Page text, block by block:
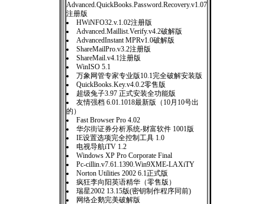
Advanced.QuickBooks.Password.Recovery.v1.07
注册版
HWiNFO32.v.1.02注册版
Advanced.Maillist.Verify.v4.2破解版
AdvancedInstant MPRv1.0破解版
ShareMailPro.v3.2注册版
ShareMail.v4.1注册版
WinISO 5.1
万象网管专家专业版10.1完全破解安装版
QuickBooks.Key.v4.0.2零售版
超级兔子3.97 正式安装全功能版
友情强档 6.01.1018最新版（10月10号出
的）
Fast Browser Pro 4.02
华尔街证券分析系统-财富软件 1001版
IE设置选项完全控制工具 1.0
电视导航iTV 1.2
Windows XP Pro Corporate Final
Pc-cillin.v7.61.1390.Win9XME-LAXiTY
Norton Utilities 2002 6.1正式版
疯狂李向阳英语精华（零售版）
瑞星2002 13.15版(密钥制作程序同前)
网络企鹅完美破解版